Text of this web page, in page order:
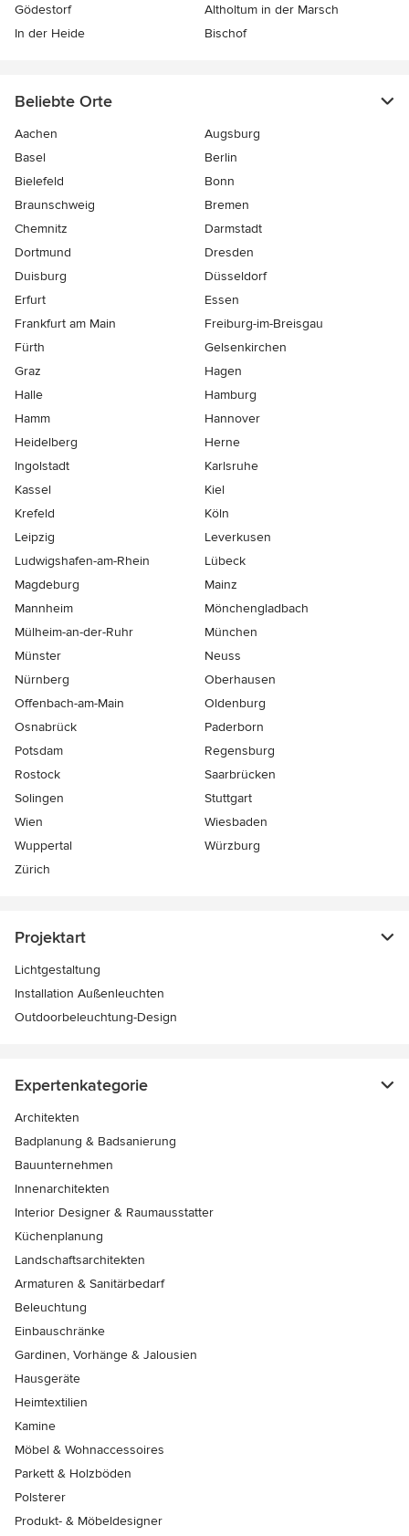
Gödestorf
Altholtum in der Marsch
In der Heide
Bischof
Beliebte Orte
Aachen
Augsburg
Basel
Berlin
Bielefeld
Bonn
Braunschweig
Bremen
Chemnitz
Darmstadt
Dortmund
Dresden
Duisburg
Düsseldorf
Erfurt
Essen
Frankfurt am Main
Freiburg-im-Breisgau
Fürth
Gelsenkirchen
Graz
Hagen
Halle
Hamburg
Hamm
Hannover
Heidelberg
Herne
Ingolstadt
Karlsruhe
Kassel
Kiel
Krefeld
Köln
Leipzig
Leverkusen
Ludwigshafen-am-Rhein
Lübeck
Magdeburg
Mainz
Mannheim
Mönchen­gladbach
Mülheim-an-der-Ruhr
München
Münster
Neuss
Nürnberg
Oberhausen
Offenbach-am-Main
Oldenburg
Osnabrück
Paderborn
Potsdam
Regensburg
Rostock
Saarbrücken
Solingen
Stuttgart
Wien
Wiesbaden
Wuppertal
Würzburg
Zürich
Projektart
Lichtgestaltung
Installation Außenleuchten
Outdoorbeleuchtung-Design
Expertenkategorie
Architekten
Badplanung & Badsanierung
Bauunternehmen
Innenarchitekten
Interior Designer & Raumausstatter
Küchenplanung
Landschaftsarchitekten
Armaturen & Sanitärbedarf
Beleuchtung
Einbauschränke
Gardinen, Vorhänge & Jalousien
Hausgeräte
Heimtextilien
Kamine
Möbel & Wohnaccessoires
Parkett & Holzböden
Polsterer
Produkt- & Möbeldesigner